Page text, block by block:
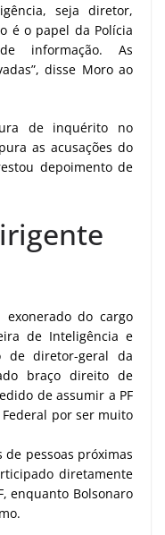
seja diretor,
é o papel da Polícia
informação. As
disse Moro ao
de inquérito no
as acusações do
depoimento de
exonerado do cargo
de Inteligência e
de diretor-geral da
braço direito de
de assumir a PF
por ser muito
pessoas próximas
diretamente
enquanto Bolsonaro